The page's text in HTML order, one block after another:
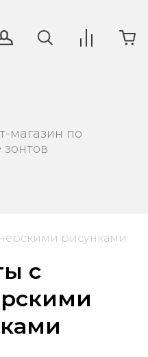
магазин по
рисунками
с